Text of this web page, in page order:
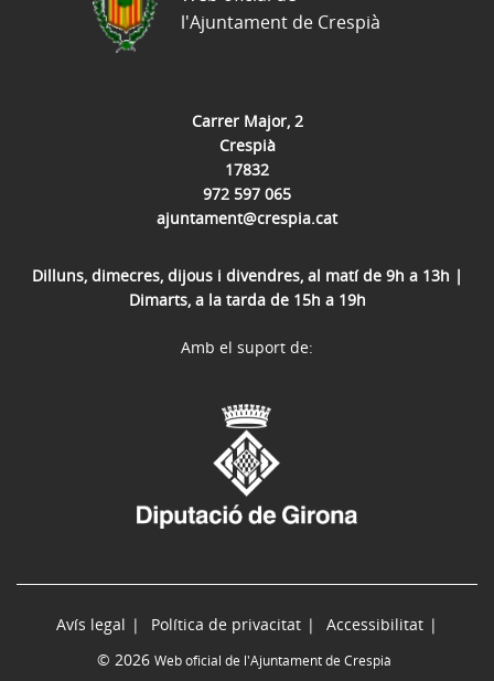
Carrer Major, 2
Crespià
17832
972 597 065
ajuntament@crespia.cat
Dilluns, dimecres, dijous i divendres, al matí de 9h a 13h |
Dimarts, a la tarda de 15h a 19h
l'Ajuntament de Crespià
Avís legal Política de privacitat
Accessibilitat
© 2026 Web oficial de l'Ajuntament de Crespià
Amb el suport de: